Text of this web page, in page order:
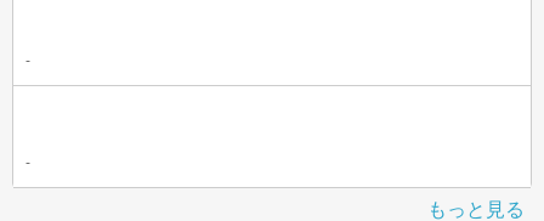
-
-
もっと見る